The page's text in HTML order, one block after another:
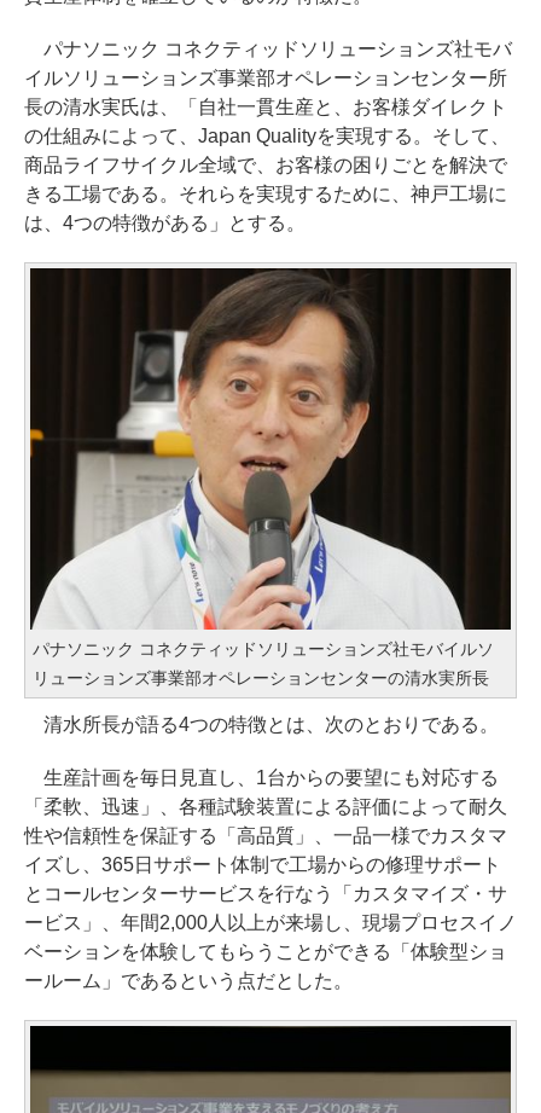
パナソニック コネクティッドソリューションズ社モバ
イルソリューションズ事業部オペレーションセンター所
長の清水実氏は、「自社一貫生産と、お客様ダイレクト
の仕組みによって、Japan Qualityを実現する。そして、
商品ライフサイクル全域で、お客様の困りごとを解決で
きる工場である。それらを実現するために、神戸工場に
は、4つの特徴がある」とする。
パナソニック コネクティッドソリューションズ社モバイルソ
リューションズ事業部オペレーションセンターの清水実所長
清水所長が語る4つの特徴とは、次のとおりである。
生産計画を毎日見直し、1台からの要望にも対応する
「柔軟、迅速」、各種試験装置による評価によって耐久
性や信頼性を保証する「高品質」、一品一様でカスタマ
イズし、365日サポート体制で工場からの修理サポート
とコールセンターサービスを行なう「カスタマイズ・サ
ービス」、年間2,000人以上が来場し、現場プロセスイノ
ベーションを体験してもらうことができる「体験型ショ
ールーム」であるという点だとした。